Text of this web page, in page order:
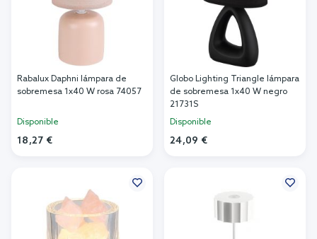
Rabalux Daphni lámpara de
sobremesa 1x40 W rosa 74057
Disponible
18,27 €
Globo Lighting Triangle lámpara
de sobremesa 1x40 W negro
21731S
Disponible
24,09 €